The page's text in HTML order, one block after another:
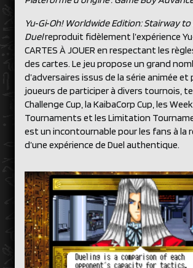
Yu‑Gi‑Oh! Worldwide Edition: Stairway
Duelreproduit fidèlement l’expérience
CARTES À JOUER en respectant les
des cartes. Le jeu propose un grand
d’adversaires issus de la série animée et
joueurs de participer à divers tournois,
Challenge Cup, la KaibaCorp Cup, les
Tournaments et les Limitation
est un incontournable pour les fans à la
d’une expérience de Duel authentique.